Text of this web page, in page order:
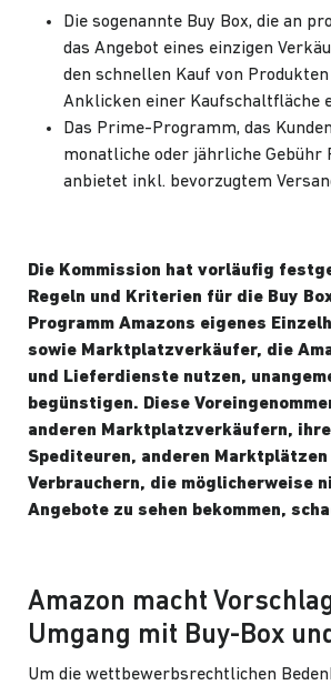
Die sogenannte Buy Box, die an
das Angebot eines einzigen
den schnellen Kauf von
Anklicken einer Kaufschaltfläche
Das Prime-Programm, das
monatliche oder jährliche Gebühr
anbietet inkl. bevorzugtem
Die Kommission hat vorläufig
Regeln und Kriterien für die Buy
Programm Amazons eigenes
sowie Marktplatzverkäufer, die
und Lieferdienste nutzen,
begünstigen. Diese
anderen Marktplatzverkäufern,
Spediteuren, anderen Marktplätzen
Verbrauchern, die möglicherweise
Angebote zu sehen bekommen,
Amazon macht
Umgang mit Buy-Box
Um die wettbewerbsrechtlichen